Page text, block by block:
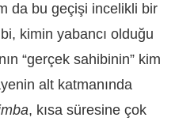
da bu geçişi incelikli bir
kimin yabancı olduğu
“gerçek sahibinin” kim
alt katmanında
, kısa süresine çok